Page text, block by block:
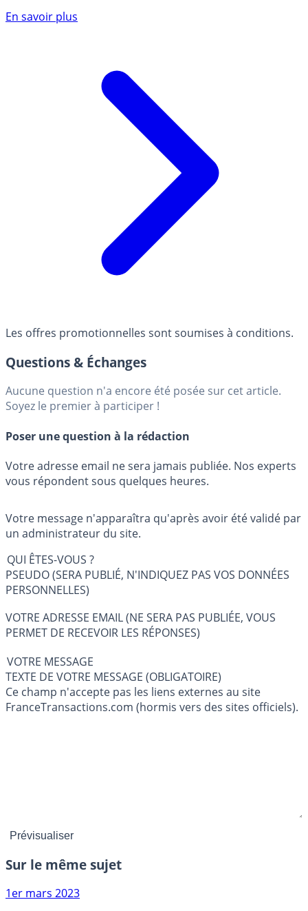
En savoir plus
Les offres promotionnelles sont soumises à conditions.
Questions & Échanges
Aucune question n'a encore été posée sur cet article.
Soyez le premier à participer !
Poser une question à la rédaction
Votre adresse email ne sera jamais publiée. Nos experts
vous répondent sous quelques heures.
Votre message n'apparaîtra qu'après avoir été validé par
un administrateur du site.
QUI ÊTES-VOUS ?
PSEUDO (SERA PUBLIÉ, N'INDIQUEZ PAS VOS DONNÉES
PERSONNELLES)
VOTRE ADRESSE EMAIL (NE SERA PAS PUBLIÉE, VOUS
PERMET DE RECEVOIR LES RÉPONSES)
VOTRE MESSAGE
TEXTE DE VOTRE MESSAGE (OBLIGATOIRE)
Ce champ n'accepte pas les liens externes au site
FranceTransactions.com (hormis vers des sites officiels).
Sur le même sujet